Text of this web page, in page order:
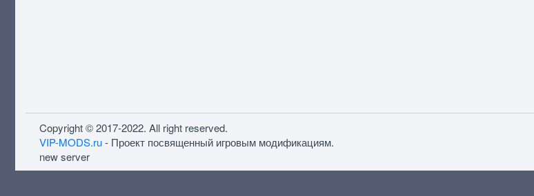
Copyright © 2017-2022. All right reserved.
VIP-MODS.ru- Проект посвященный игровым модификациям.
new server